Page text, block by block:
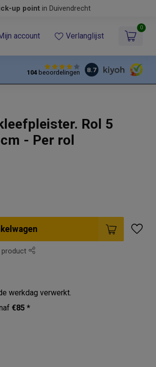
up pointin Duivendrecht
account Verlanglijst
0
104beoordelingen 8.7
Rol 5
- Per rol
product
werkdag verwerkt.
€85 *